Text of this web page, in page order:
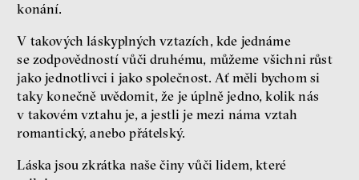
konání.
V takových láskyplných vztazích, kde jednáme
se zodpovědností vůči druhému, můžeme všichni růst
jako jednotlivci i jako společnost. Ať měli bychom si
taky konečně uvědomit, že je úplně jedno, kolik nás
v takovém vztahu je, a jestli je mezi náma vztah
romantický, anebo přátelský.
Láska jsou zkrátka naše činy vůči lidem, které